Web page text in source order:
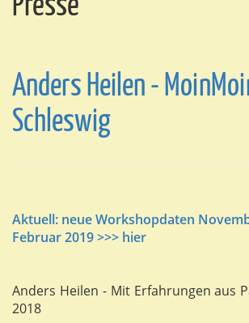
Presse
Anders Heilen -
Schleswig
Aktuell: neue Workshopdaten
Februar 2019 >>> hier
Anders Heilen - Mit Erfahrungen aus
2018